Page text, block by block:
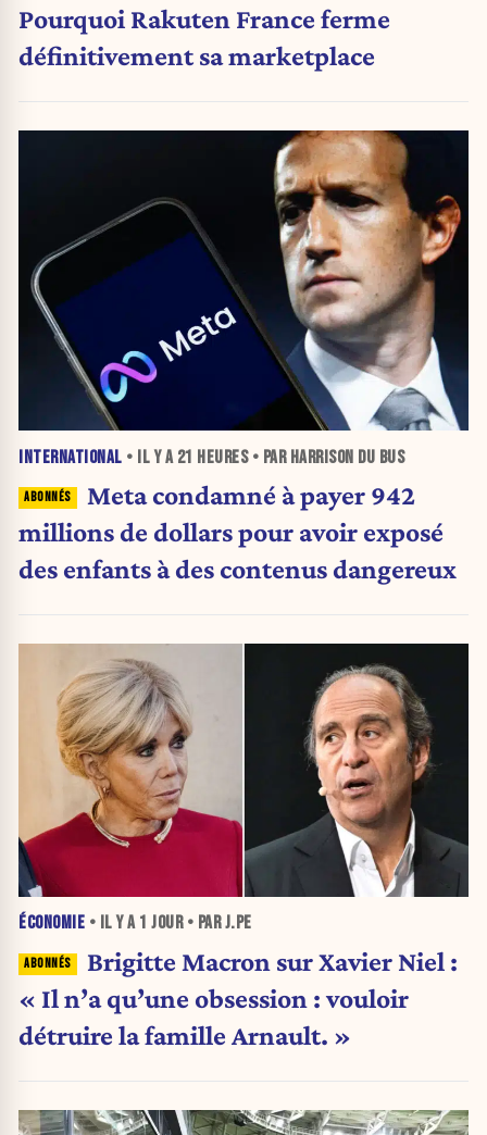
Pourquoi Rakuten France ferme
définitivement sa marketplace
INTERNATIONAL • IL Y A 21 HEURES• PAR HARRISON DU BUS
Meta condamné à payer 942
millions de dollars pour avoir exposé
des enfants à des contenus dangereux
ÉCONOMIE • IL Y A 1 JOUR• PAR J.PE
Brigitte Macron sur Xavier Niel :
« Il n’a qu’une obsession : vouloir
détruire la famille Arnault. »